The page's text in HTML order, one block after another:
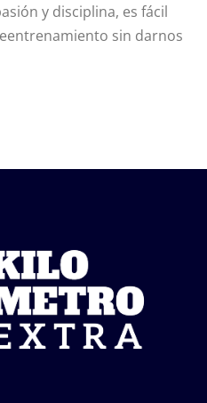
y disciplina, es fácil
sin darnos